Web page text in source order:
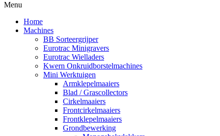
Menu
Home
Machines
BB Sorteergrijper
Eurotrac Minigravers
Eurotrac Wielladers
Kwern Onkruidborstelmachines
Mini Werktuigen
Armklepelmaaiers
Blad / Grascollectors
Cirkelmaaiers
Frontcirkelmaaiers
Frontklepelmaaiers
Grondbewerking